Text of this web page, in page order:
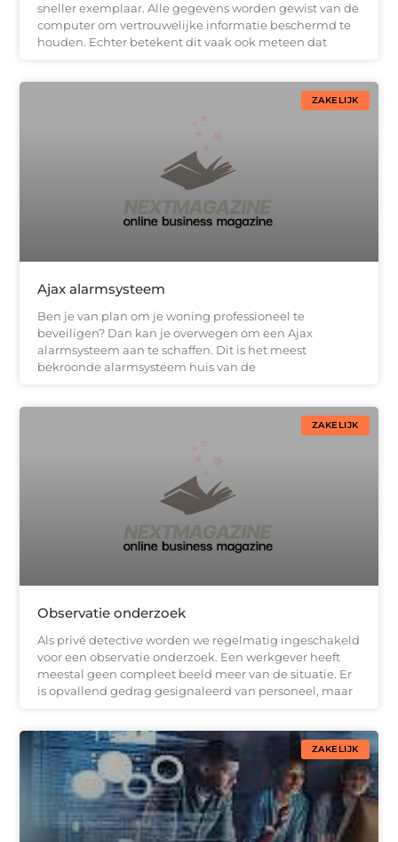
sneller exemplaar. Alle gegevens worden gewist van de
computer om vertrouwelijke informatie beschermd te
houden. Echter betekent dit vaak ook meteen dat
ZAKELIJK
Ajax alarmsysteem
Ben je van plan om je woning professioneel te
beveiligen? Dan kan je overwegen om een Ajax
alarmsysteem aan te schaffen. Dit is het meest
bekroonde alarmsysteem huis van de
ZAKELIJK
Observatie onderzoek
Als privé detective worden we regelmatig ingeschakeld
voor een observatie onderzoek. Een werkgever heeft
meestal geen compleet beeld meer van de situatie. Er
is opvallend gedrag gesignaleerd van personeel, maar
ZAKELIJK